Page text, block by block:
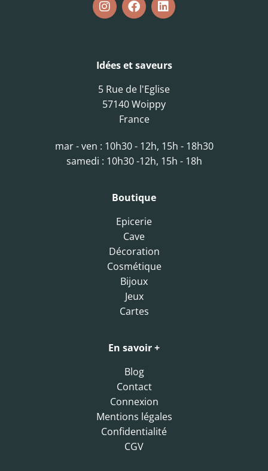
Idées et saveurs
5 Rue de l'Eglise
57140 Woippy
France
mar - ven : 10h30 - 12h, 15h - 18h30
samedi : 10h30 -12h, 15h - 18h
Boutique
Epicerie
Cave
Décoration
Cosmétique
Bijoux
Jeux
Cartes
En savoir +
Blog
Contact
Connexion
Mentions légales
Confidentialité
CGV